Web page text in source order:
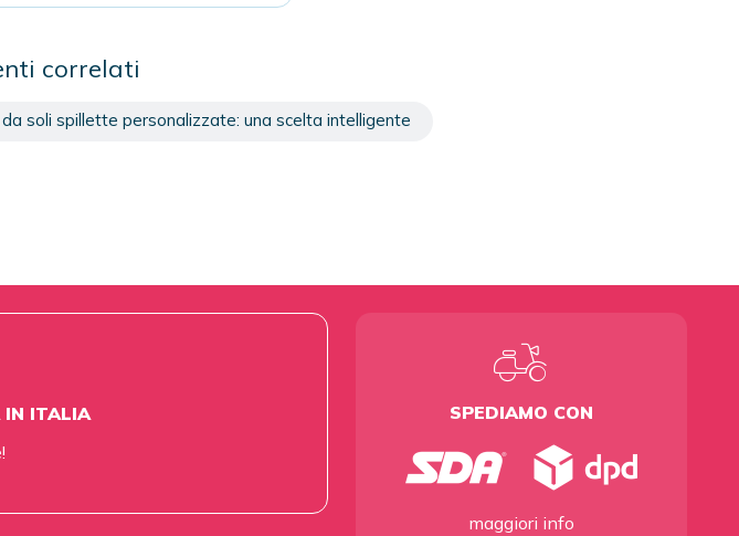
correlati
soli spillette personalizzate: una scelta intelligente
IN ITALIA
SPEDIAMO CON
maggiori info